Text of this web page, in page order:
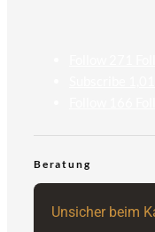
Beratung
Unsicher beim